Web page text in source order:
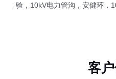
验，10kV电力管沟，安健环，
客